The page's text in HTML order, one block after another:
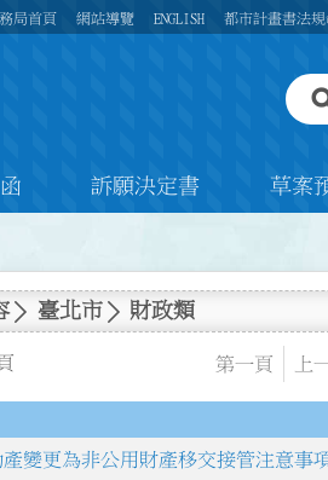
局首頁 網站導覽 ENGLISH 都市計畫書法
訴願決定書 草案
臺北市 財政類
第一頁 上
變更為非公用財產移交接管注意事